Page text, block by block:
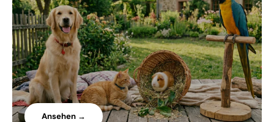
Ansehen →